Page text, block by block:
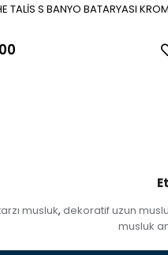
TALİS S BANYO BATARYASI KROM
musluk, dekoratif uzun
musluk